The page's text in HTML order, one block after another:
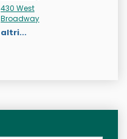
430 West
Broadway
altri...